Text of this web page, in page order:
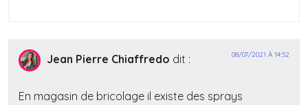
Jean Pierre Chiaffredo dit : 08/07/2021 À 14:52
En magasin de bricolage il existe des sprays